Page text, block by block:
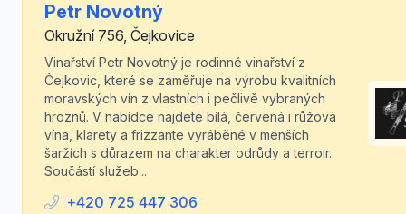
Petr Novotný
Okružní 756, Čejkovice
Vinařství Petr Novotný je rodinné vinařství z
Čejkovic, které se zaměřuje na výrobu kvalitních
moravských vín z vlastních i pečlivě vybraných
hroznů. V nabídce najdete bílá, červená i růžová
vína, klarety a frizzante vyráběné v menších
šaržích s důrazem na charakter odrůdy a terroir.
Součástí služeb...
+420 725 447 306